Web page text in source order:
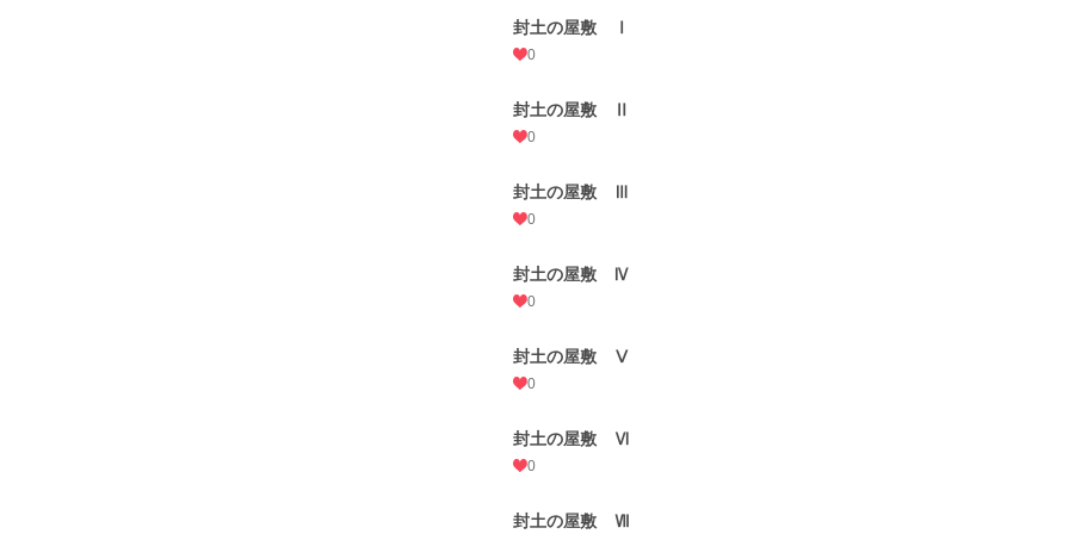
封土の屋敷 Ⅰ
0
封土の屋敷 Ⅱ
0
封土の屋敷 Ⅲ
0
封土の屋敷 Ⅳ
0
封土の屋敷 Ⅴ
0
封土の屋敷 Ⅵ
0
封土の屋敷 Ⅶ